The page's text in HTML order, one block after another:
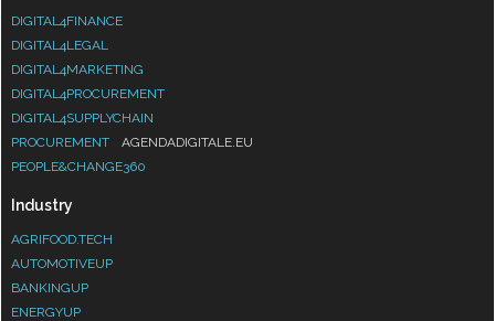
DIGITAL4FINANCE
DIGITAL4LEGAL
DIGITAL4MARKETING
DIGITAL4PROCUREMENT
DIGITAL4SUPPLYCHAIN
PROCUREMENT
AGENDADIGITALE.EU
PEOPLE&CHANGE360
Industry
AGRIFOOD.TECH
AUTOMOTIVEUP
BANKINGUP
ENERGYUP